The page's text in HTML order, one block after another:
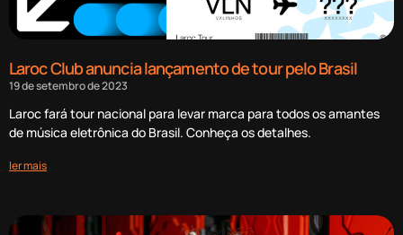
Laroc Club anuncia lançamento de tour pelo Brasil
19 de setembro de 2023
Laroc fará tour nacional para levar marca para todos os amantes
de música eletrônica do Brasil. Conheça os detalhes.
ler mais